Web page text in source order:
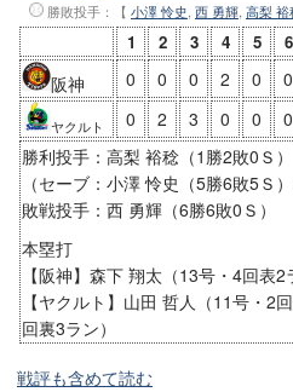
勝敗投手 ：【 小澤 怜史, 西 勇輝, 高梨 裕
1 2 3 4 5 6
阪神 0 0 0 2 0 0
ヤクルト 0 2 3 0 0 0
勝利投手：高梨 裕稔（1勝2敗0Ｓ）
（セーブ：小澤 怜史（5勝6敗5Ｓ）
敗戦投手：西 勇輝（6勝6敗0Ｓ）
本塁打
【阪神】森下 翔太（13号・4回表2
【ヤクルト】山田 哲人（11号・2
回裏3ラン）
戦評も含めて読む